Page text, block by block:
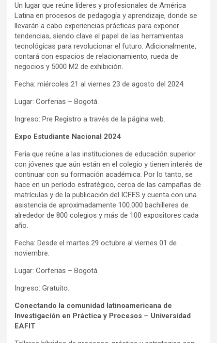
Un lugar que reúne líderes y profesionales de América
Latina en procesos de pedagogía y aprendizaje, donde se
llevarán a cabo experiencias prácticas para exponer
tendencias, siendo clave el papel de las herramientas
tecnológicas para revolucionar el futuro. Adicionalmente,
contará con espacios de relacionamiento, rueda de
negocios y 5000 M2 de exhibición.
Fecha: miércoles 21 al viernes 23 de agosto del 2024.
Lugar: Corferias – Bogotá.
Ingreso: Pre Registro a través de la página web.
Expo Estudiante Nacional 2024
Feria que reúne a las instituciones de educación superior
con jóvenes que aún están en el colegio y tienen interés de
continuar con su formación académica. Por lo tanto, se
hace en un período estratégico, cerca de las campañas de
matrículas y de la publicación del ICFES y cuenta con una
asistencia de aproximadamente 100.000 bachilleres de
alrededor de 800 colegios y más de 100 expositores cada
año.
Fecha: Desde el martes 29 octubre al viernes 01 de
noviembre.
Lugar: Corferias – Bogotá.
Ingreso: Gratuito.
Conectando la comunidad latinoamericana de
Investigación en Práctica y Procesos – Universidad
EAFIT